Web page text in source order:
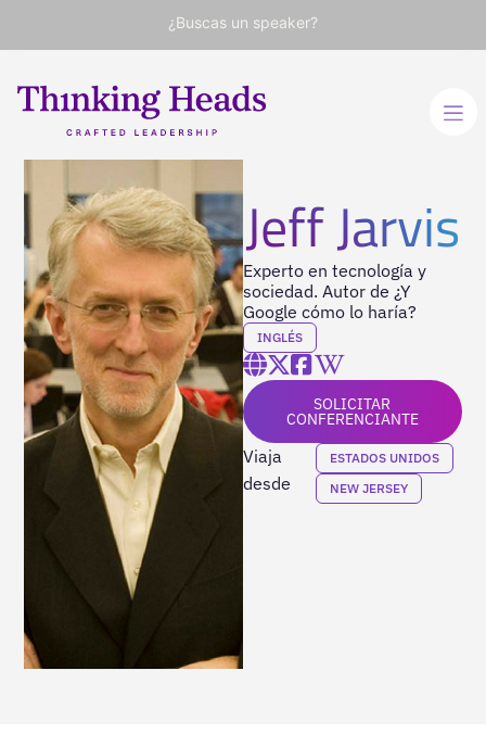
¿Buscas un speaker?
Jeff Jarvis
Experto en tecnología y
sociedad. Autor de ¿Y
Google cómo lo haría?
INGLÉS
SOLICITAR
CONFERENCIANTE
Viaja
desde
ESTADOS UNIDOS
NEW JERSEY